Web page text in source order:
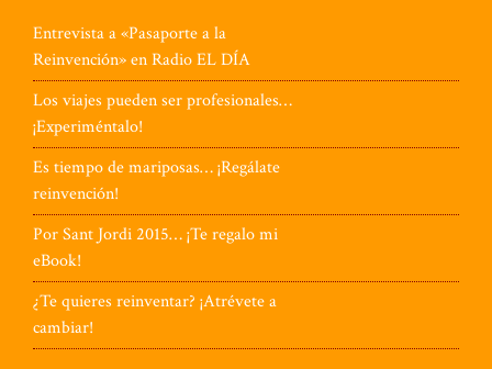
Entrevista a «Pasaporte a la
Reinvención» en Radio EL DÍA
Los viajes pueden ser profesionales…
¡Experiméntalo!
Es tiempo de mariposas… ¡Regálate
reinvención!
Por Sant Jordi 2015… ¡Te regalo mi
eBook!
¿Te quieres reinventar? ¡Atrévete a
cambiar!